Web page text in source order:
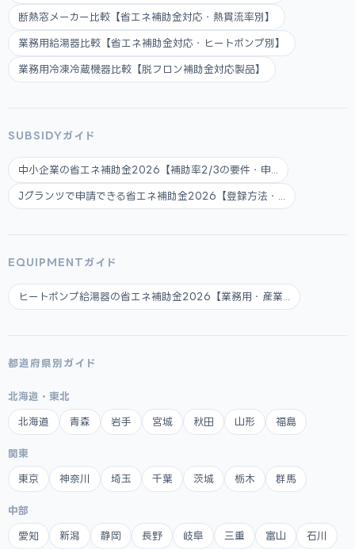
断熱窓メーカー比較【省エネ補助金対応・熱貫流率別】
業務用給湯器比較【省エネ補助金対応・ヒートポンプ別】
業務用冷凍冷蔵機器比較【脱フロン補助金対応製品】
SUBSIDYガイド
中小企業の省エネ補助金2026【補助率2/3の要件・申...
Jグランツで申請できる省エネ補助金2026【登録方法・...
EQUIPMENTガイド
ヒートポンプ給湯器の省エネ補助金2026【業務用・産業...
都道府県別ガイド
北海道・東北
北海道 青森 岩手 宮城 秋田 山形 福島
関東
東京 神奈川 埼玉 千葉 茨城 栃木 群馬
中部
愛知 新潟 静岡 長野 岐阜 三重 富山 石川